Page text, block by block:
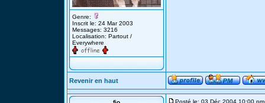
Genre:
Inscrit le: 24 Mar 2003
Messages: 3216
Localisation: Partout /
Everywhere
Revenir en haut
Posté le: 03 Déc 2004 10:00 pm